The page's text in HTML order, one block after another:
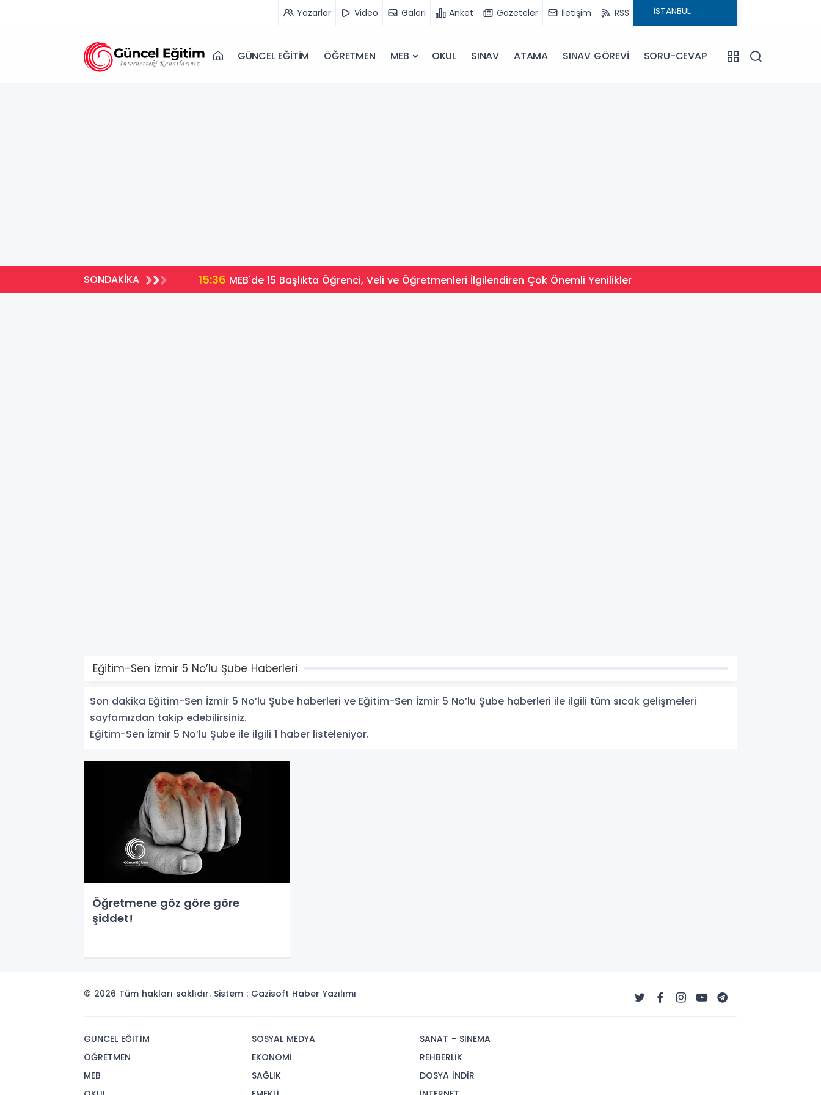
Yazarlar Video Galeri Anket Gazeteler İletişim RSS
GÜNCEL EĞİTİM ÖĞRETMEN MEB OKUL SINAV ATAMA SINAV GÖREVİ SORU-CEVAP
SONDAKİKA 15:36 MEB'de 15 Başlıkta Öğrenci, Veli ve Öğretmenleri İlgilendiren Çok Önemli Yenilikler
Eğitim-Sen İzmir 5 No’lu Şube Haberleri
Son dakika Eğitim-Sen İzmir 5 No’lu Şube haberleri ve Eğitim-Sen İzmir 5 No’lu Şube haberleri ile ilgili tüm sıcak gelişmeleri
sayfamızdan takip edebilirsiniz.
Eğitim-Sen İzmir 5 No’lu Şube ile ilgili 1 haber listeleniyor.
Öğretmene göz göre göre
şiddet!
© 2026 Tüm hakları saklıdır. Sistem : Gazisoft Haber Yazılımı
GÜNCEL EĞİTİM
ÖĞRETMEN
MEB
SOSYAL MEDYA
EKONOMİ
SAĞLIK
SANAT - SİNEMA
REHBERLİK
DOSYA İNDİR